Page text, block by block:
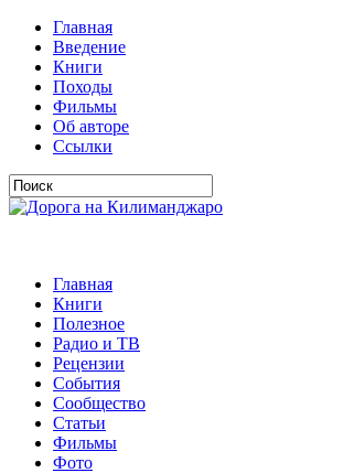
Главная
Введение
Книги
Походы
Фильмы
Об авторе
Ссылки
Главная
Книги
Полезное
Радио и ТВ
Рецензии
События
Сообщество
Статьи
Фильмы
Фото